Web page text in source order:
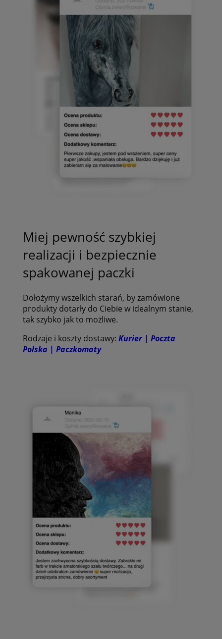
Miej pewność szybkiej
realizacji i bezpiecznie
spakowanej paczki
Dołożymy wszelkich starań, by zamówione
produkty dotarły do Ciebie w idealnym stanie,
tak szybko jak to możliwe.
Rodzaje i koszty dostawy: Kurier | Poczta
Polska | Paczkomaty